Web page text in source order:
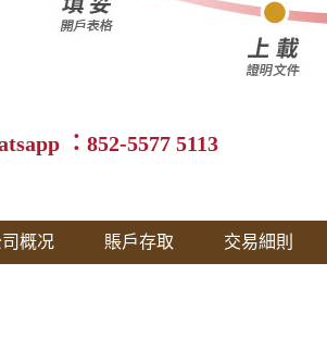
：852-5577 5113
概况 賬戶存取 交易細則